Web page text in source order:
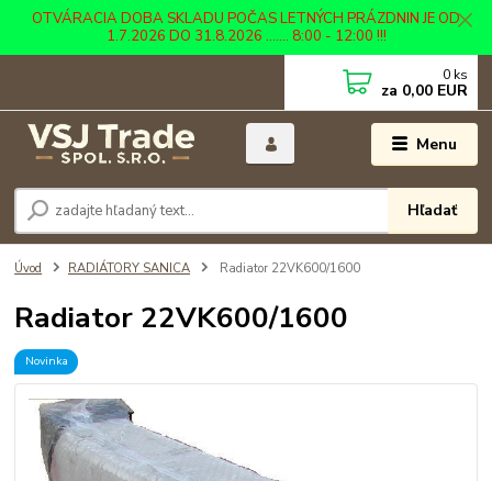
OTVÁRACIA DOBA SKLADU POČAS LETNÝCH PRÁZDNIN JE OD
1.7.2026 DO 31.8.2026 ....... 8:00 - 12:00 !!!
Menu
Hľadať
0 ks
za 0,00 EUR
Úvod RADIÁTORY SANICA Radiator 22VK600/1600
Radiator 22VK600/1600
Novinka